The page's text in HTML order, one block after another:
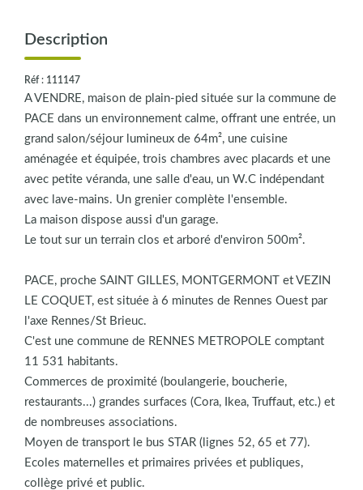
Description
Réf : 111147
A VENDRE, maison de plain-pied située sur la commune de
PACE dans un environnement calme, offrant une entrée, un
grand salon/séjour lumineux de 64m², une cuisine
aménagée et équipée, trois chambres avec placards et une
avec petite véranda, une salle d'eau, un W.C indépendant
avec lave-mains. Un grenier complète l'ensemble.
La maison dispose aussi d'un garage.
Le tout sur un terrain clos et arboré d'environ 500m².
PACE, proche SAINT GILLES, MONTGERMONT et VEZIN
LE COQUET, est située à 6 minutes de Rennes Ouest par
l'axe Rennes/St Brieuc.
C'est une commune de RENNES METROPOLE comptant
11 531 habitants.
Commerces de proximité (boulangerie, boucherie,
restaurants...) grandes surfaces (Cora, Ikea, Truffaut, etc.) et
de nombreuses associations.
Moyen de transport le bus STAR (lignes 52, 65 et 77).
Ecoles maternelles et primaires privées et publiques,
collège privé et public.